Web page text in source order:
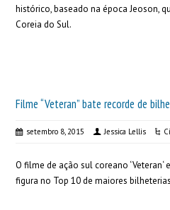
histórico, baseado na época Jeoson,
Coreia do Sul.
Filme “Veteran” bate recorde de
setembro 8, 2015 Jessica Lellis
O filme de ação sul coreano
figura no Top 10 de maiores